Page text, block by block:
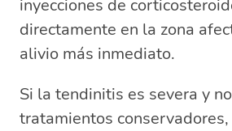
inyecciones de
directamente en la zona
alivio más inmediato.
Si la tendinitis es severa y
tratamientos